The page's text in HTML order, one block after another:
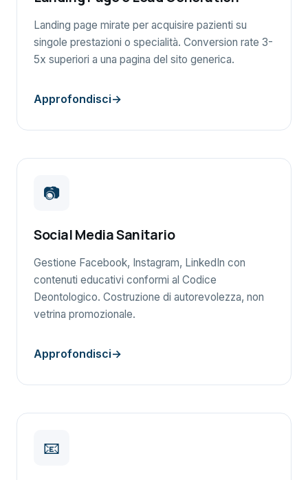
Landing page mirate per acquisire pazienti su
singole prestazioni o specialità. Conversion rate 3-
5x superiori a una pagina del sito generica.
Approfondisci
📷
Social Media Sanitario
Gestione Facebook, Instagram, LinkedIn con
contenuti educativi conformi al Codice
Deontologico. Costruzione di autorevolezza, non
vetrina promozionale.
Approfondisci
📧